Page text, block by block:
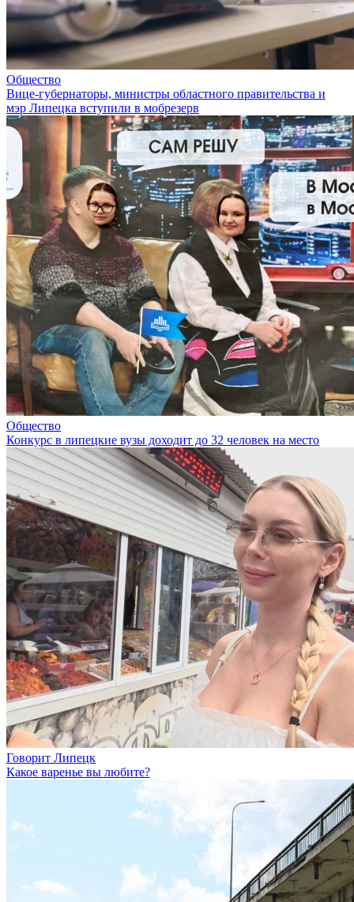
Общество
Вице-губернаторы, министры областного правительства и
мэр Липецка вступили в мобрезерв
Общество
Конкурс в липецкие вузы доходит до 32 человек на место
Говорит Липецк
Какое варенье вы любите?